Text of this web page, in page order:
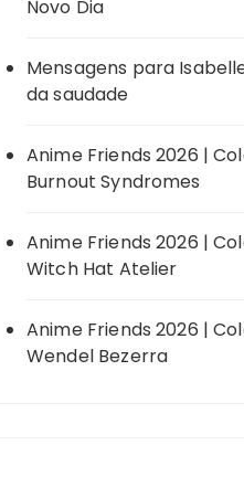
Novo Dia
Mensagens para
da saudade
Anime Friends 2026 |
Burnout Syndromes
Anime Friends 2026 |
Witch Hat Atelier
Anime Friends 2026 |
Wendel Bezerra